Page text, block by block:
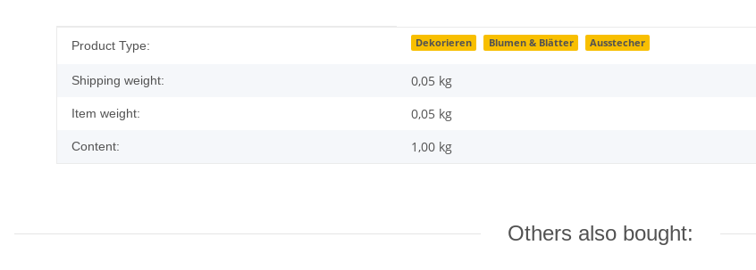
Item information
Value
Product Type: Dekorieren Blumen & Blätter Ausstecher
Shipping weight: 0,05 kg
Item weight: 0,05 kg
Content: 1,00 kg
Others also bought: